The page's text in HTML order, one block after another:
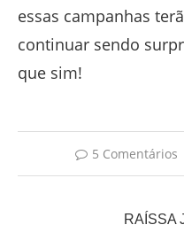
essas campanhas
continuar sendo
que sim!
5 Comentários
RAÍSSA